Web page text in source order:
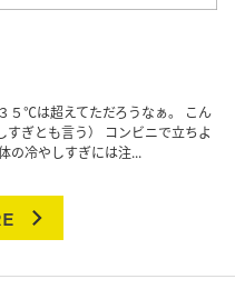
５℃は超えてただろうなぁ。 こん
ぎとも言う） コンビニで立ちよ
の冷やしすぎには注...